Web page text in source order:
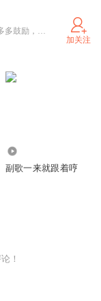
一个80后，刚刚接触有声读物，希望大家多多鼓励，多多支持，多提建议，共同进步，谢谢
加关注
副歌一来就跟着哼
！